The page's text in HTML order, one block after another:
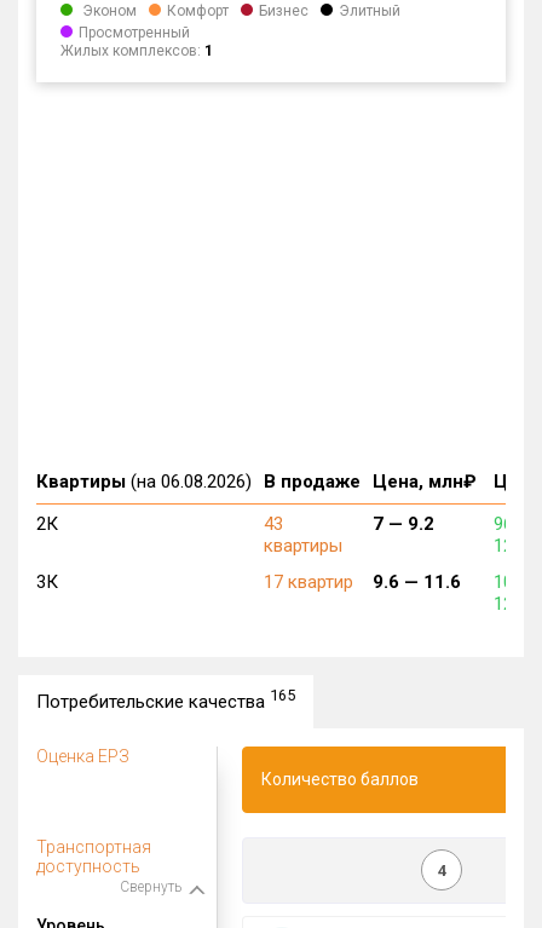
Эконом Комфорт Бизнес
Элитный
Просмотренный
Жилых комплексов: 1
Квартиры (на 06.08.2026) В продаже Цена, млн₽
2К
43
квартиры
7 — 9.2
96
120
3К
17 квартир 9.6 — 11.6
104
120
Потребительские качества 165
Оценка ЕРЗ
Количество баллов
Транспортная
доступность
Свернуть
4